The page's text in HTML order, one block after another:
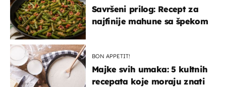
Savršeni prilog: Recept za
najfinije mahune sa špekom
BON APPETIT!
Majke svih umaka: 5 kultnih
recepata koje moraju znati